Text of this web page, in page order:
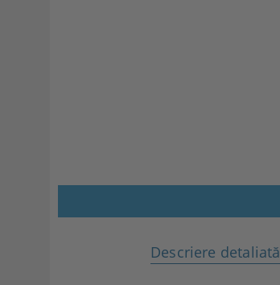
Descriere detaliată